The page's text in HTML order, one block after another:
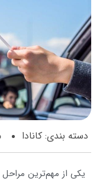
بندی: کانادا مرداد ۱۶, ۱۴۰۴
از مهم‌ترین مراحل